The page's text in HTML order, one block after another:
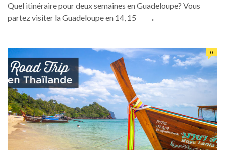
Quel itinéraire pour deux semaines en Guadeloupe? Vous
partez visiter la Guadeloupe en 14, 15
→
0